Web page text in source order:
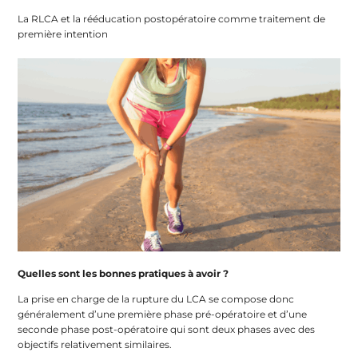
La RLCA et la rééducation postopératoire comme traitement de
première intention
Quelles sont les bonnes pratiques à avoir ?
La prise en charge de la rupture du LCA se compose donc
généralement d’une première phase pré-opératoire et d’une
seconde phase post-opératoire qui sont deux phases avec des
objectifs relativement similaires.